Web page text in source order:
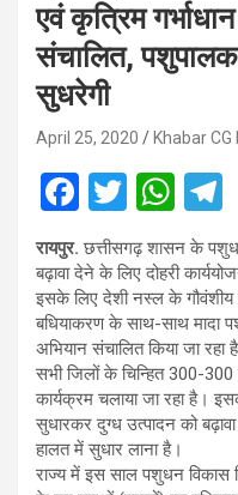
एवं कृत्रिम
संचालित, पशुपालक
सुधरेगी
April 25, 2020 Khabar CG
F
a
ce
b
o
o
k
T
wi
tt
er
W
h
at
s
A
p
p
रायपुर. छत्तीसगढ़ शासन के पशुधन
बढ़ावा देने के लिए दोहरी
इसके लिए देशी नस्ल के
बधियाकरण के साथ-साथ मादा
अभियान संचालित किया जा
सभी जिलों के चिन्हित 300-300
कार्यक्रम चलाया जा रहा है।
सुधारकर दुग्ध उत्पादन को
हालत में सुधार लाना है।
राज्य में इस साल पशुधन विकास